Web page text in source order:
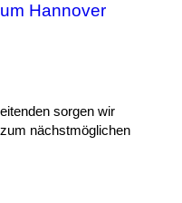
Hannover
sorgen wir
nächstmöglichen